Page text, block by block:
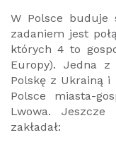
W Polsce buduje
zadaniem jest
których 4 to
Europy). Jedna
Polskę z Ukrainą i
Polsce miasta-
Lwowa.
zakładał: